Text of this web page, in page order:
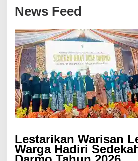
News Feed
Lestarikan Warisan
Warga Hadiri